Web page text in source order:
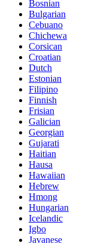
Bosnian
Bulgarian
Cebuano
Chichewa
Corsican
Croatian
Dutch
Estonian
Filipino
Finnish
Frisian
Galician
Georgian
Gujarati
Haitian
Hausa
Hawaiian
Hebrew
Hmong
Hungarian
Icelandic
Igbo
Javanese